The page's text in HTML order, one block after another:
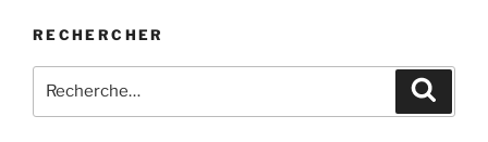
RECHERCHER
pour